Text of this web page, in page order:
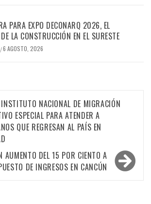
PARA EXPO DECONARQ 2026, EL
LA CONSTRUCCIÓN EN EL SURESTE
/6 AGOSTO, 2026
NACIONAL DE MIGRACIÓN
ESPECIAL PARA ATENDER A
QUE REGRESAN AL PAÍS EN
AUMENTO DEL 15 POR CIENTO A
DE INGRESOS EN CANCÚN